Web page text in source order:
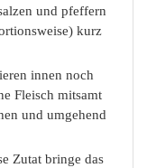
und pfeffern
kurz
innen noch
Fleisch mitsamt
und umgehend
Zutat bringe das